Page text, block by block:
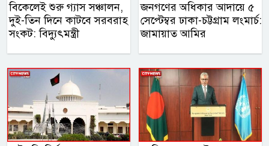
বিকেলেই শুরু গ্যাস সঞ্চালন,
দুই-তিন দিনে কাটবে সরবরাহ
সংকট: বিদ্যুৎমন্ত্রী
জনগণের অধিকার আদায়ে ৫
সেপ্টেম্বর ঢাকা-চট্টগ্রাম লংমার্চ:
জামায়াত আমির